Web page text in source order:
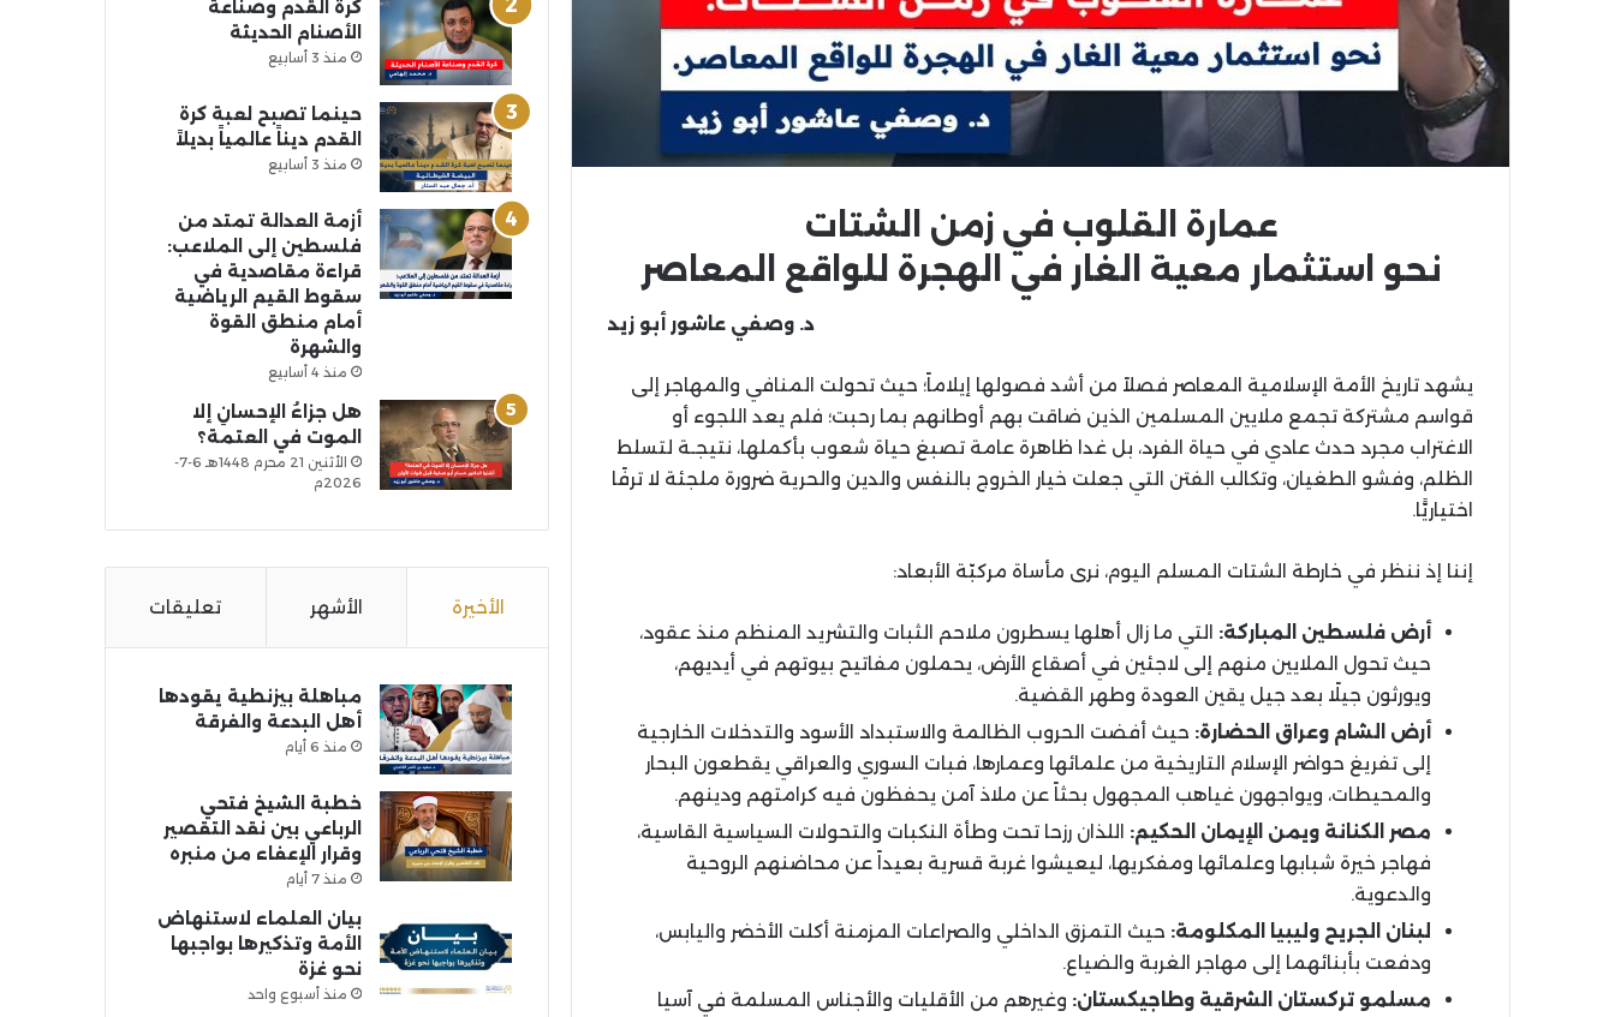
عمارة القلوب في زمن
الشتات
نحو استثمار معية الغار في الهجرة للواقع المعاصر
د. وصفي عاشور أبو زيد
يشهد تاريخ الأمة الإسلامية المعاصر فصلاً من أشد فصولها إيلاماً؛ حيث تحولت المنافي والمهاجر إلى
قواسم مشتركة تجمع ملايين المسلمين الذين ضاقت بهم أوطانهم بما رحبت؛ فلم يعد اللجوء أو
الاغتراب مجرد حدث عادي في حياة الفرد، بل غدا ظاهرة عامة تصبغ حياة شعوب بأكملها، نتيجـة لتسلط
الظلم، وفشو الطغيان، وتكالب الفتن التي جعلت خيار الخروج بالنفس والدين والحرية ضرورة ملجئة لا ترفًا
اختياريًّا.
إننا إذ ننظر في خارطة الشتات المسلم اليوم، نرى مأساة مركبّة الأبعاد:
أرض فلسطين المباركة: التي ما زال أهلها يسطرون ملاحم الثبات والتشريد المنظم منذ عقود،
حيث تحول الملايين منهم إلى لاجئين في أصقاع الأرض، يحملون مفاتيح بيوتهم في أيديهم،
ويورثون جيلًا بعد جيل يقين العودة وطهر القضية.
أرض
الشام وعراق الحضارة: حيث أفضت الحروب الظالمة والاستبداد الأسود والتدخلات الخارجية
إلى تفريغ حواضر الإسلام التاريخية من علمائها وعمارها، فبات السوري والعراقي يقطعون البحار
والمحيطات، ويواجهون غياهب المجهول بحثاً عن ملاذ آمن يحفظون فيه كرامتهم ودينهم.
مصر
الكنانة ويمن الإيمان الحكيم: اللذان رزحا تحت وطأة النكبات والتحولات السياسية القاسية،
فهاجر خيرة شبابها وعلمائها ومفكريها، ليعيشوا غربة قسرية بعيداً عن محاضنهم الروحية
والدعوية.
لبنان
الجريح وليبيا المكلومة: حيث التمزق الداخلي والصراعات المزمنة أكلت الأخضر واليابس،
ودفعت بأبنائهما إلى مهاجر الغربة والضياع.
مسلمو تركستان الشرقية وطاجيكستان: وغيرهم من الأقليات والأجناس المسلمة في آسيا
كرة القدم وصناعة
الأصنام الحديثة
منذ 3 أسابيع
حينما تصبح لعبة كرة
القدم ديناً عالمياً بديلاً
منذ 3 أسابيع
أزمة العدالة تمتد من
فلسطين إلى الملاعب:
قراءة مقاصدية في
سقوط القيم الرياضية
أمام منطق القوة
والشهرة
منذ 4 أسابيع
هل جزاءُ الإحسانِ إلا
الموت في العتمة؟
الأثنين 21 محرم 1448هـ 6-7-
2026م
الأخيرة الأشهر تعليقات
مباهلة بيزنطية يقودها
أهل البدعة والفرقة
منذ 6 أيام
خطبة الشيخ فتحي
الرباعي بين نقد التقصير
وقرار الإعفاء من منبره
منذ 7 أيام
بيان العلماء لاستنهاض
الأمة وتذكيرها بواجبها
نحو غزة
منذ أسبوع واحد